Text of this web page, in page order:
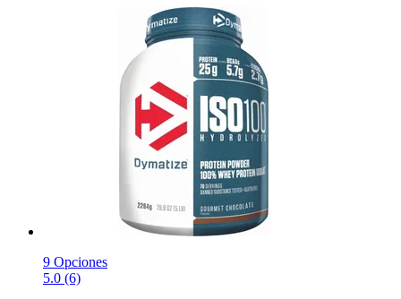
9 Opciones
5.0 (6)